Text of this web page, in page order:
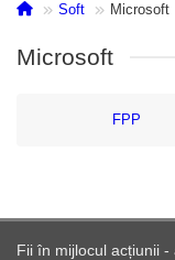
Soft Microsoft
Microsoft
FPP
Fii în mijlocul acțiunii -